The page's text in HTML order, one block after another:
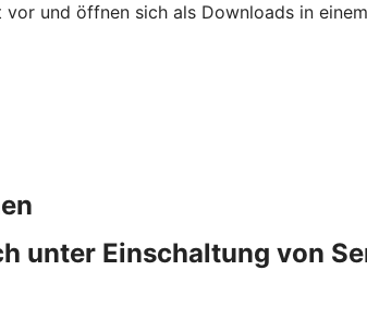
und öffnen sich als Downloads in
unter Einschaltung von